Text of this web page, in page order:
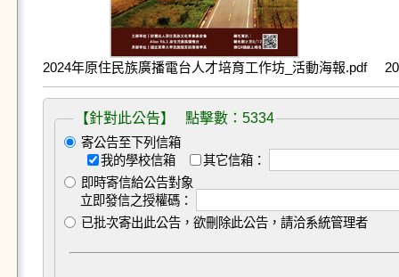
2024年原住民族廣播電台人才培育工作坊_活動海報.pdf
【針對此公告】 點擊數：5334
寄公告至下列信箱
我的學校信箱
其它信箱：
即時寄信給公告對象
立即發信之授權碼：
已批次寄出此公告，欲刪除此公告，請洽系統管理者